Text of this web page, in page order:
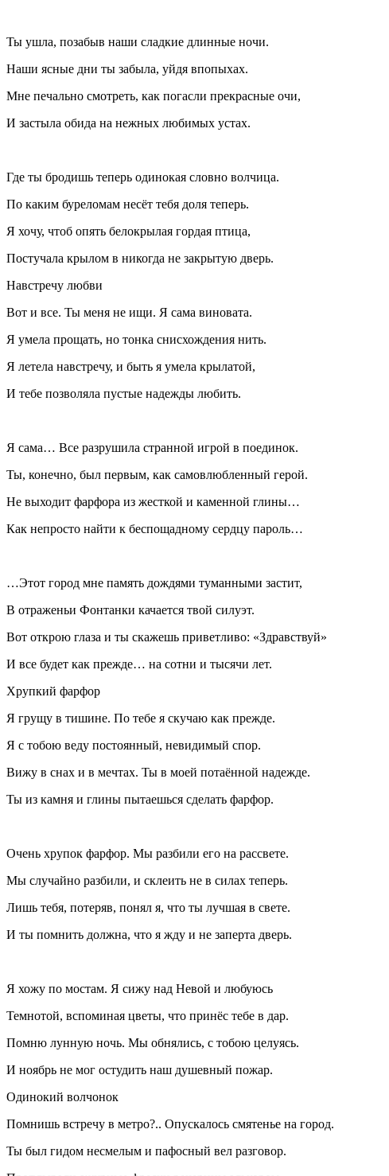
Ты ушла, позабыв наши сладкие длинные ночи.
Наши ясные дни ты забыла, уйдя впопыхах.
Мне печально смотреть, как погасли прекрасные очи,
И застыла обида на нежных любимых устах.
Где ты бродишь теперь одинокая словно волчица.
По каким буреломам несёт тебя доля теперь.
Я хочу, чтоб опять белокрылая гордая птица,
Постучала крылом в никогда не закрытую дверь.
Навстречу любви
Вот и все. Ты меня не ищи. Я сама виновата.
Я умела прощать, но тонка снисхождения нить.
Я летела навстречу, и быть я умела крылатой,
И тебе позволяла пустые надежды любить.
Я сама… Все разрушила странной игрой в поединок.
Ты, конечно, был первым, как самовлюбленный герой.
Не выходит фарфора из жесткой и каменной глины…
Как непросто найти к беспощадному сердцу пароль…
…Этот город мне память дождями туманными застит,
В отраженьи Фонтанки качается твой силуэт.
Вот открою глаза и ты скажешь приветливо: «Здравствуй»
И все будет как прежде… на сотни и тысячи лет.
Хрупкий фарфор
Я грущу в тишине. По тебе я скучаю как прежде.
Я с тобою веду постоянный, невидимый спор.
Вижу в снах и в мечтах. Ты в моей потаённой надежде.
Ты из камня и глины пытаешься сделать фарфор.
Очень хрупок фарфор. Мы разбили его на рассвете.
Мы случайно разбили, и склеить не в силах теперь.
Лишь тебя, потеряв, понял я, что ты лучшая в свете.
И ты помнить должна, что я жду и не заперта дверь.
Я хожу по мостам. Я сижу над Невой и любуюсь
Темнотой, вспоминая цветы, что принёс тебе в дар.
Помню лунную ночь. Мы обнялись, с тобою целуясь.
И ноябрь не мог остудить наш душевный пожар.
Одинокий волчонок
Помнишь встречу в метро?.. Опускалось смятенье на город.
Ты был гидом несмелым и пафосный вел разговор.